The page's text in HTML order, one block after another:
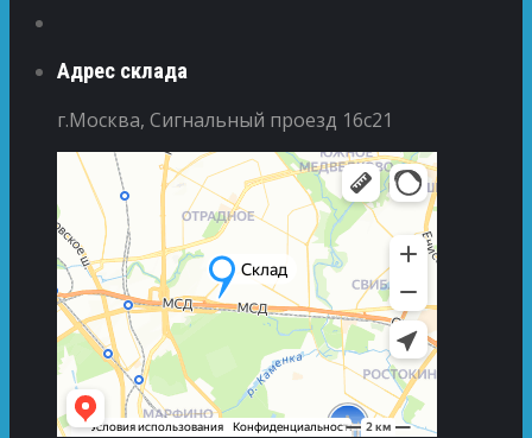
Адрес склада
г.Москва, Сигнальный проезд 16с21